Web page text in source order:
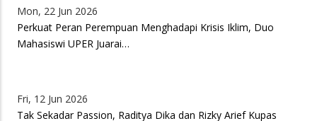
Mon, 22 Jun 2026
Perkuat Peran Perempuan Menghadapi Krisis Iklim, Duo
Mahasiswi UPER Juarai…
Fri, 12 Jun 2026
Tak Sekadar Passion, Raditya Dika dan Rizky Arief Kupas